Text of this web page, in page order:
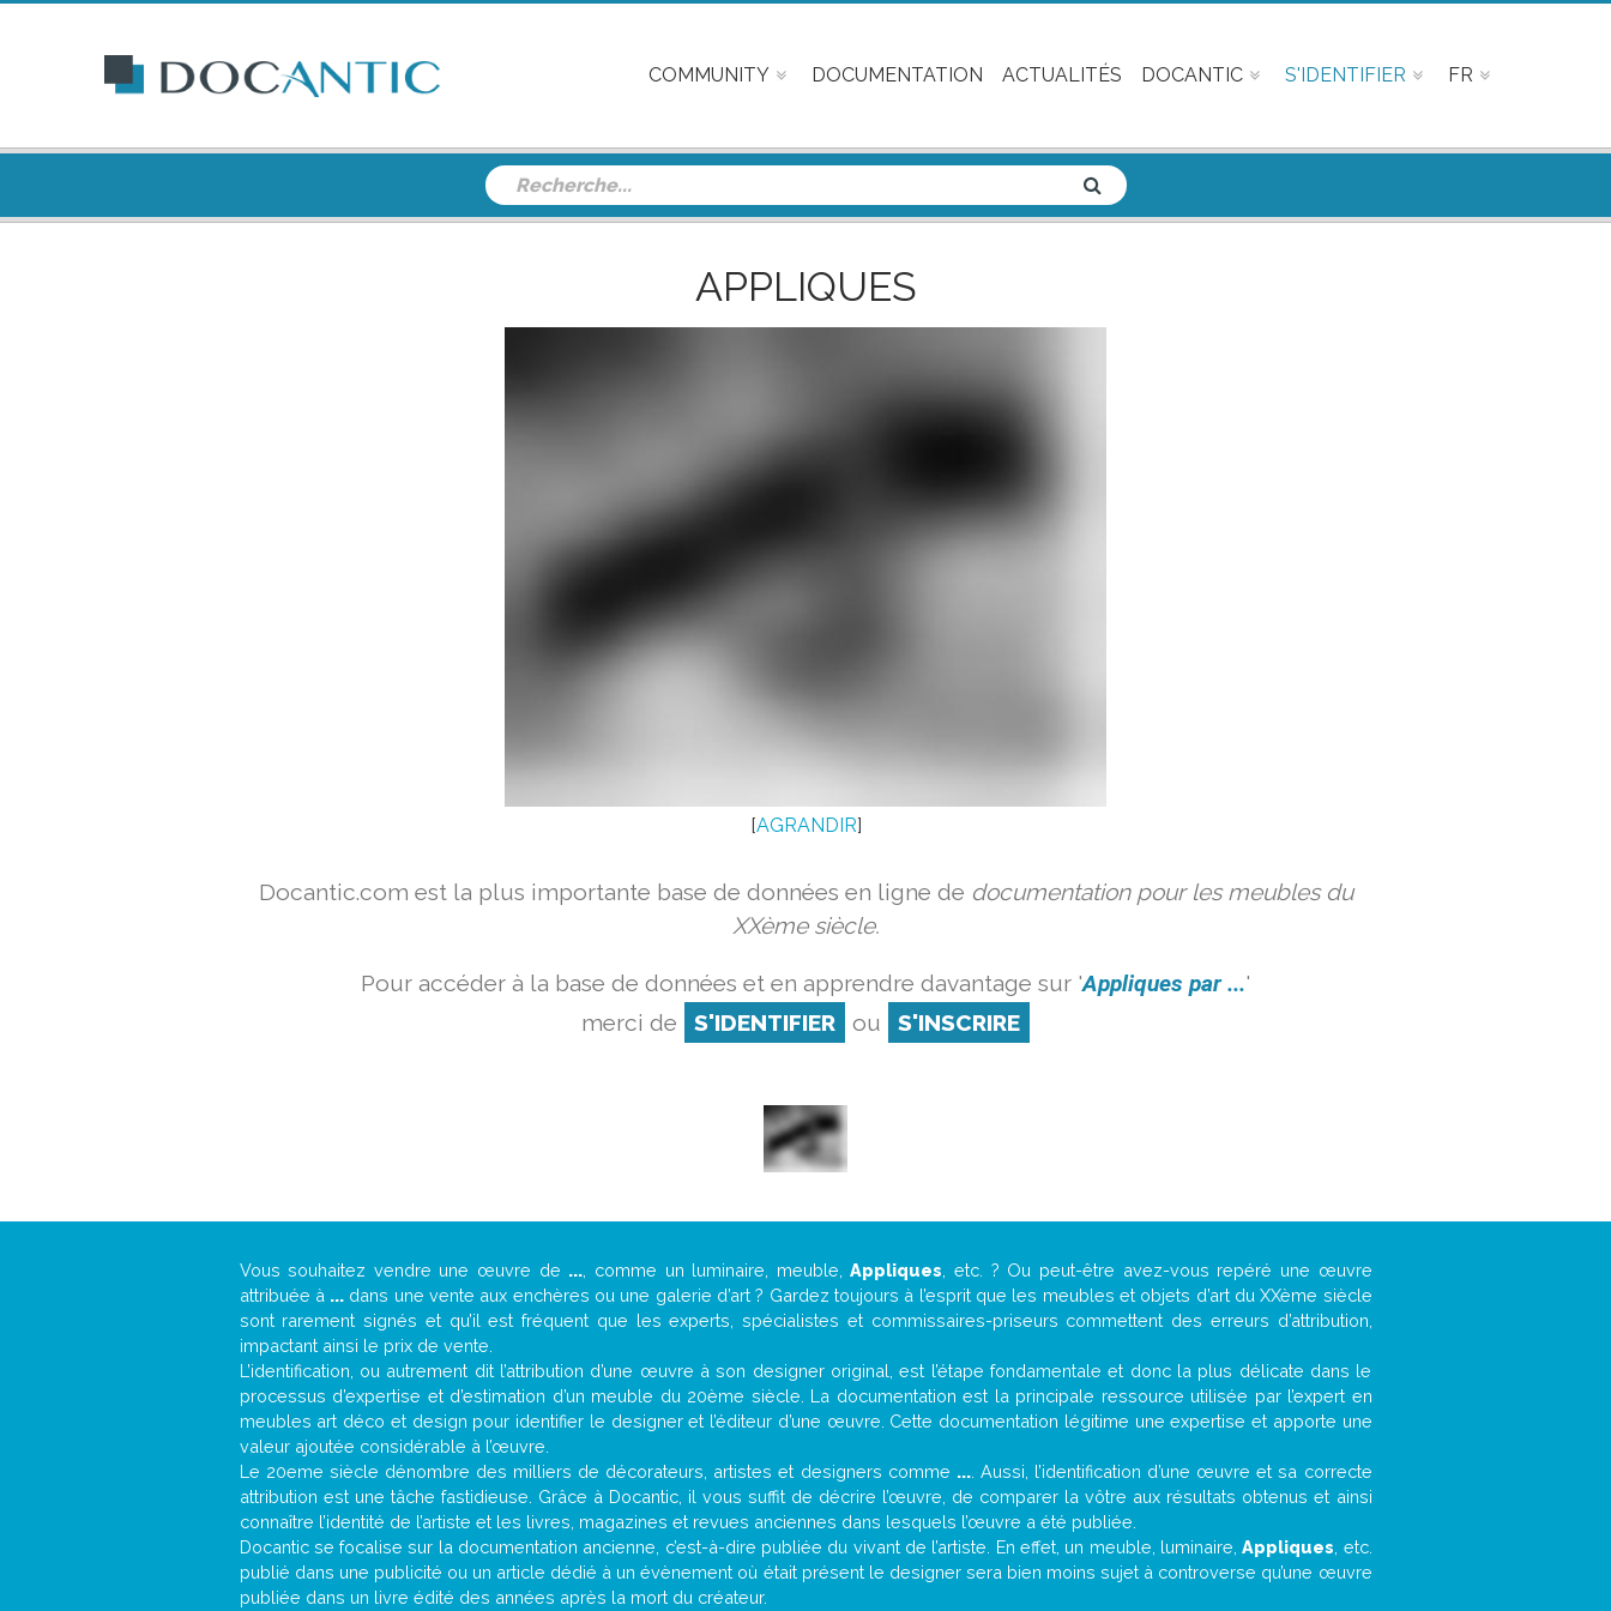
COMMUNITY DOCUMENTATION ACTUALITÉS DOCANTIC S'IDENTIFIER FR
APPLIQUES
[AGRANDIR]
Docantic.com est la plus importante base de données en ligne de documentation pour les meubles du
XXème siècle.
Pour accéder à la base de données et en apprendre davantage sur 'Appliques par ...'
merci de
S'IDENTIFIER ou S'INSCRIRE
Vous souhaitez vendre une œuvre de ... , comme un luminaire, meuble,Appliques , etc. ? Ou peut-être avez-vous repéré une œuvre
attribuée à ... dans une vente aux enchères ou une galerie d’art ? Gardez toujours à l’esprit que les meubles et objets d’art du XXème siècle
sont rarement signés et qu’il est fréquent que les experts, spécialistes et commissaires-priseurs commettent des erreurs d’attribution,
impactant ainsi le prix de vente.
L’identification, ou autrement dit l’attribution d’une œuvre à son designer original, est l’étape fondamentale et donc la plus délicate dans le
processus d’expertise et d’estimation d’un meuble du 20ème siècle. La documentation est la principale ressource utilisée par l’expert en
meubles art déco et design pour identifier le designer et l’éditeur d’une œuvre. Cette documentation légitime une expertise et apporte une
valeur ajoutée considérable à l’œuvre.
Le 20eme siècle dénombre des milliers de décorateurs, artistes et designers comme .... Aussi, l’identification d’une œuvre et sa correcte
attribution est une tâche fastidieuse. Grâce à Docantic, il vous suffit de décrire l’œuvre, de comparer la vôtre aux résultats obtenus et ainsi
connaître l’identité de l’artiste et les livres, magazines et revues anciennes dans lesquels l’œuvre a été publiée.
Docantic se focalise sur la documentation ancienne, c’est-à-dire publiée du vivant de l’artiste. En effet, un meuble, luminaire,Appliques , etc.
publié dans une publicité ou un article dédié à un évènement où était présent le designer sera bien moins sujet à controverse qu’une œuvre
publiée dans un livre édité des années après la mort du créateur.